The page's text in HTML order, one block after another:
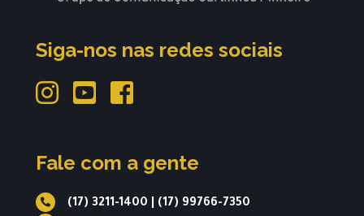
Siga-nos nas redes sociais
Fale com a gente
(17) 3211-1400
(17) 99766-7350